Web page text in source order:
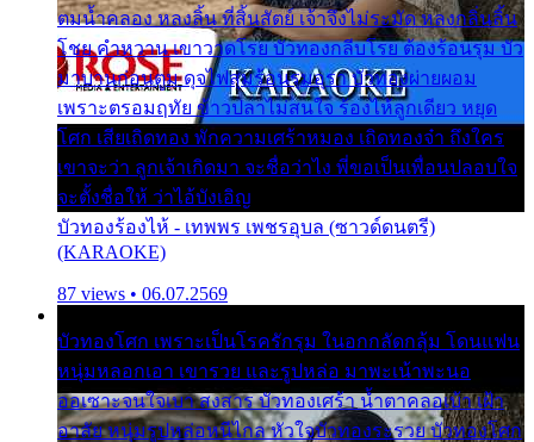
ตมน้ำคลอง หลงลิ้น ที่สิ้นสัตย์ เจ้าจึงไม่ระมัด หลงกลิ่นลิ้น
โชย คำหวาน เขาวาดโรย บัวทองกลีบโรย ต้องร้อนรุม บัว
มาบานก่อนตูม ดุจไฟสุมร้อนรุมอุรา บัวทองผ่ายผอม
เพราะตรอมฤทัย ข้าวปลาไม่สนใจ ร้องไห้ลูกเดียว หยุด
โศก เสียเถิดทอง พักความเศร้าหมอง เถิดทองจ๋า ถึงใคร
เขาจะว่า ลูกเจ้าเกิดมา จะชื่อว่าไง พี่ขอเป็นเพื่อนปลอบใจ
จะตั้งชื่อให้ ว่าไอ้บังเอิญ
บัวทองร้องไห้ - เทพพร เพชรอุบล (ซาวด์ดนตรี)
(KARAOKE)
87 views • 06.07.2569
บัวทองโศก เพราะเป็นโรครักรุม ในอกกลัดกลุ้ม โดนแฟน
หนุ่มหลอกเอา เขารวย และรูปหล่อ มาพะเน้าพะนอ
ออเซาะจนใจเบา สงสาร บัวทองเศร้า น้ำตาคลอเบ้า เฝ้า
อาลัย หนุ่มรูปหล่อหนีไกล หัวใจบัวทองระรวย บัวทองโศก